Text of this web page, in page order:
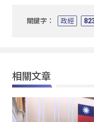
關鍵字： 政經
相關文章